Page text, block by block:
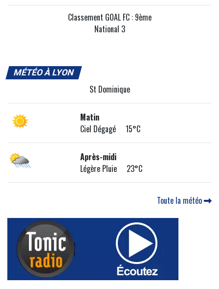
Classement GOAL FC : 9ème
National 3
MÉTÉO À LYON
St Dominique
Matin
Ciel Dégagé 15°C
Après-midi
Légère Pluie 23°C
Toute la météo